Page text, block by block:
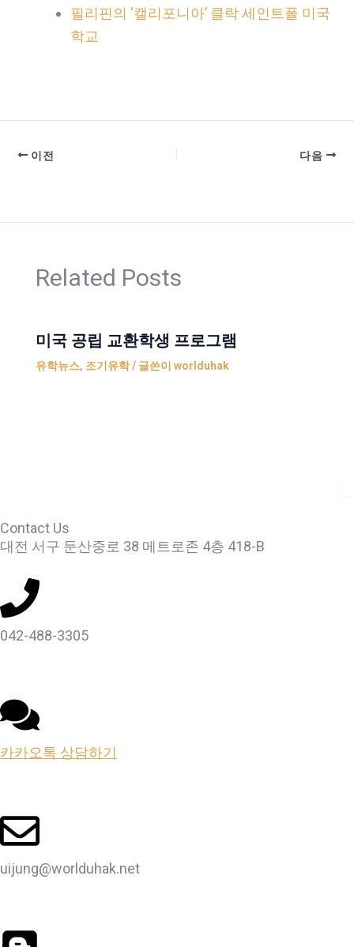
필리핀의 ‘캘리포니아’ 클락 세인트폴 미국
학교
이전 다음
Related Posts
미국 공립 교환학생 프로그램
유학뉴스, 조기유학/ 글쓴이 worlduhak
Contact Us
대전 서구 둔산중로 38 메트로존 4층 418-B
042-488-3305
카카오톡 상담하기
uijung@worlduhak.net